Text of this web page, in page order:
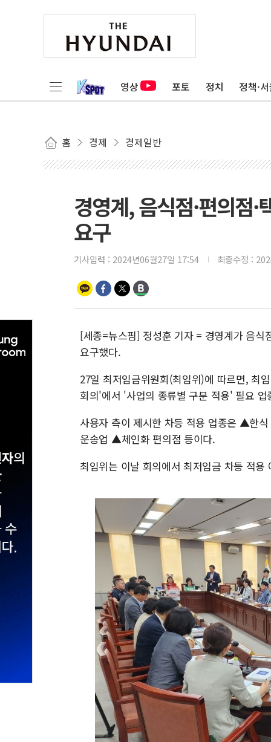
영상 포토 정치 정책·
홈 경제 경제일반
경영계, 음식점·편의점
요구
기사입력 : 2024년06월27일 17:54 최종수정 :
[세종=뉴스핌] 정성훈 기자 = 경영계가 음식
요구했다.
27일 최저임금위원회(최임위)에 따르면, 최
회의'에서 '사업의 종류별 구분 적용' 필요
사용자 측이 제시한 차등 적용 업종은 ▲한
운송업 ▲체인화 편의점 등이다.
최임위는 이날 회의에서 최저임금 차등 적